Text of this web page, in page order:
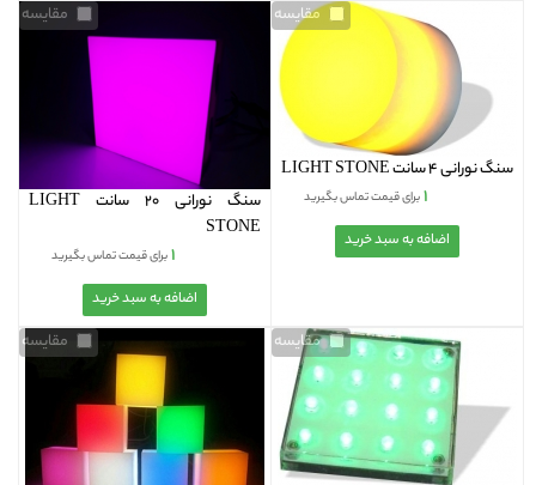
مقایسه
سنگ نورانی 4 سانت LIGHT STONE
۱برای قیمت تماس بگیرید
مقایسه
سنگ نورانی 20 سانت LIGHT
STONE
۱برای قیمت تماس بگیرید
مقایسه مقایسه